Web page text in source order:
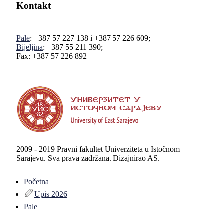
Kontakt
Pale: +387 57 227 138 i +387 57 226 609;
Bijeljina: +387 55 211 390;
Fax: +387 57 226 892
2009 - 2019 Pravni fakultet Univerziteta u Istočnom
Sarajevu. Sva prava zadržana. Dizajnirao AS.
Početna
Upis 2026
Pale